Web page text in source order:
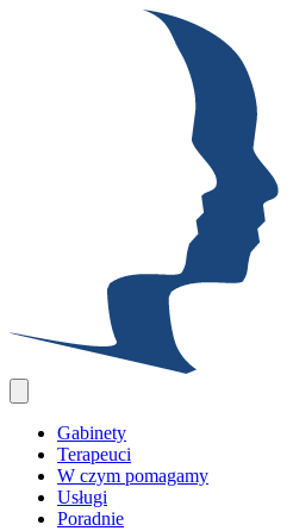
Gabinety
Terapeuci
W czym pomagamy
Usługi
Poradnie